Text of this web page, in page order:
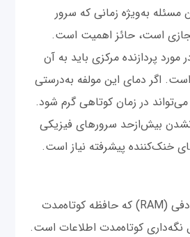
مسئله به‌ویژه زمانی که سرور
است، حائز اهمیت است.
پردازنده مرکزی باید به آن
اگر دمای این مولفه به‌درستی
در زمان کوتاهی گرم شود.
نشدن بیش‌ازحد سرورهای فیزیکی
خنک‌کننده پیشرفته نیاز است.
حافظه دسترسی تصادفی (RAM) که حافظه کوتاه‌مدت
نگه‌داری کوتاه‌مدت اطلاعات است.